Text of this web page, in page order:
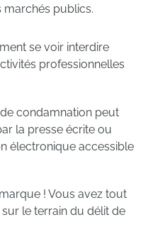
publics.
se voir interdire
professionnelles
condamnation peut
la presse écrite ou
électronique accessible
! Vous avez tout
le terrain du délit de